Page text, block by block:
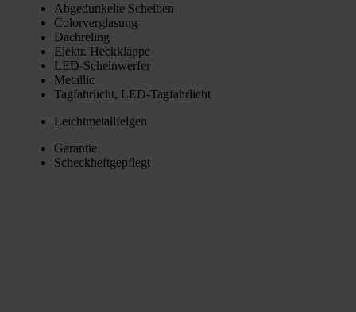
Abge­dun­kel­te Schei­ben
Color­ver­gla­sung
Dach­re­ling
Elektr. Heck­klap­pe
LED-Schein­wer­fer
Metal­lic
Tag­fahr­licht, LED-Tag­fahr­licht
Leicht­me­tall­fel­gen
Garan­tie
Scheck­heft­ge­pflegt